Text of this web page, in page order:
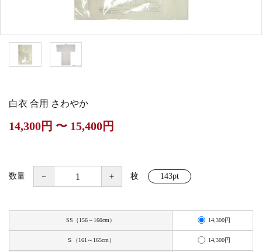
得度・中仏用品
輪袈裟・畳袈裟
コート・雨具
椅子・机・その他仏
讃佛歌掛図
打敷・礼盤打敷・下
欄間・障子・襖・翠
簾
お手入れ用品
白衣 合用 さわやか
14,300円 〜 15,400円
数量 － ＋ 枚 143pt
SS（156～160cm） 14,300円
Ｓ（161～165cm） 14,300円